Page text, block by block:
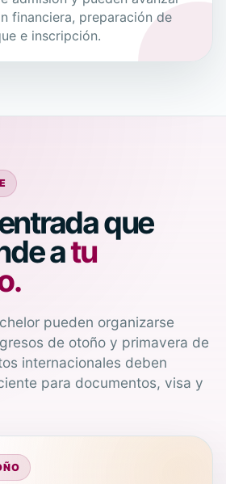
financiera, preparación de
e inscripción.
que
atu
pueden organizarse
de otoño y primavera de
internacionales deben
para documentos, visa y